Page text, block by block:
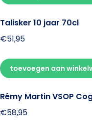
Talisker 10 jaar 70cl
€51,95
toevoegen aan
Rémy Martin VSOP
€58,95